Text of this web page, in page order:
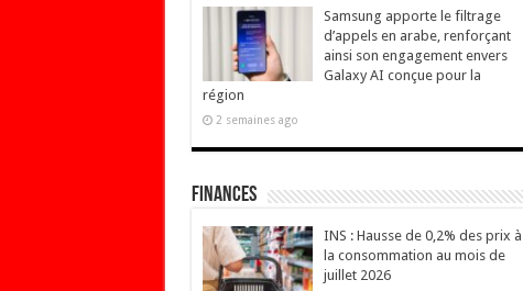
Samsung apporte le filtrage
d’appels en arabe, renforçant
ainsi son engagement envers
Galaxy AI conçue pour la
région
2 semaines ago
Finances
INS : Hausse de 0,2% des prix à
la consommation au mois de
juillet 2026